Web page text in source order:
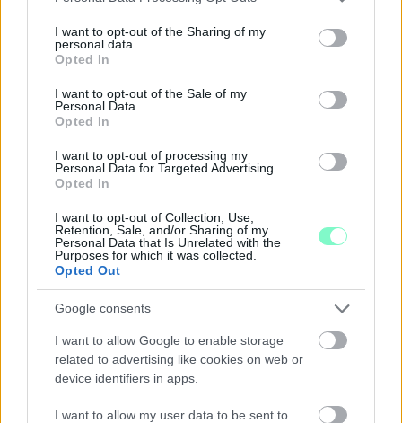
not limited to your visit or usage behaviour. You may click to
grant or deny consent to Google and its third-party tags to
use your data for below specified purposes in below Google
consent section.
I want to opt-out of the Sharing of my
personal data.
Opted In
I want to opt-out of the Sale of my
Personal Data.
Opted In
I want to opt-out of processing my
Personal Data for Targeted Advertising.
Opted In
I want to opt-out of Collection, Use,
Retention, Sale, and/or Sharing of my
Personal Data that Is Unrelated with the
Purposes for which it was collected.
Opted Out
Google consents
I want to allow Google to enable storage
related to advertising like cookies on web or
device identifiers in apps.
I want to allow my user data to be sent to
IGAZI RITKASÁG: KILENC NAPPAL KORÁBBAN
NYITJÁK MEG A FELÚJÍTÁS ALATT ÁLLÓ HECSEI ÚTI
Hétfőn hajnali négy órától ismét minden közlekedő használhatja
az átkelőt, az autóbuszok is visszatérnek eredeti útvonalukra.